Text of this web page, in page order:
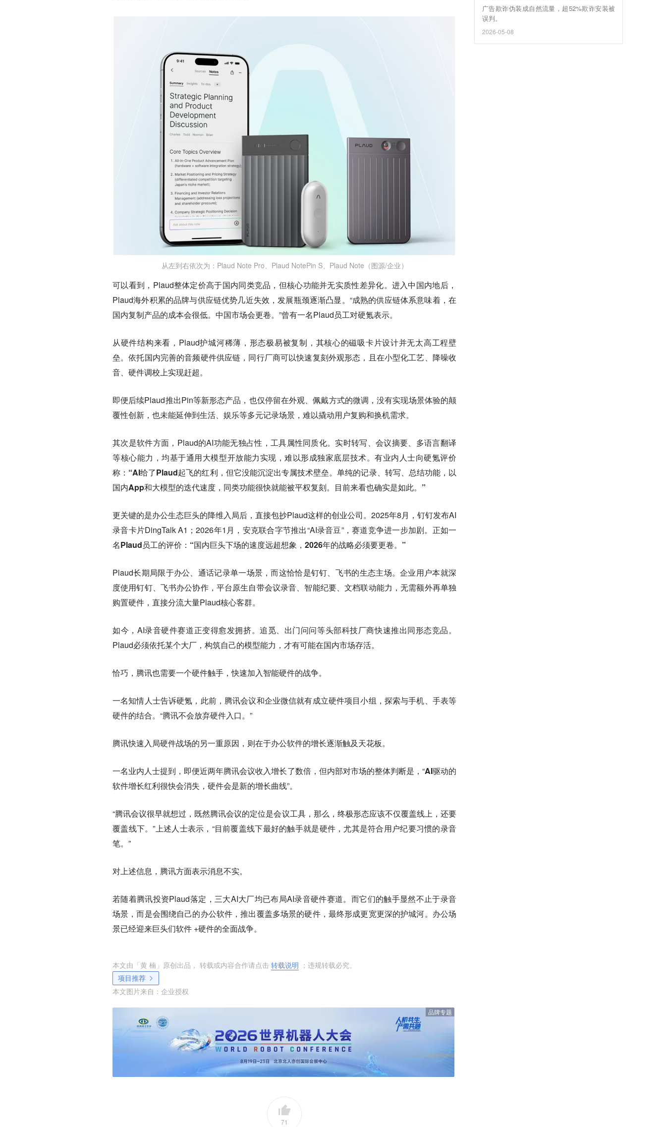
从左到右依次为：Plaud Note Pro、Plaud NotePin S、Plaud Note（图源/企业）
可以看到，Plaud整体定价高于国内同类竞品，但核心功能并无实质性差异化。进入中国内地后，
Plaud海外积累的品牌与供应链优势几近失效，发展瓶颈逐渐凸显。“成熟的供应链体系意味着，在
国内复制产品的成本会很低。中国市场会更卷。”曾有一名Plaud员工对硬氪表示。
从硬件结构来看，Plaud护城河稀薄，形态极易被复制，其核心的磁吸卡片设计并无太高工程壁
垒。依托国内完善的音频硬件供应链，同行厂商可以快速复刻外观形态，且在小型化工艺、降噪收
音、硬件调校上实现赶超。
即便后续Plaud推出Pin等新形态产品，也仅停留在外观、佩戴方式的微调，没有实现场景体验的颠
覆性创新，也未能延伸到生活、娱乐等多元记录场景，难以撬动用户复购和换机需求。
其次是软件方面，Plaud的AI功能无独占性，工具属性同质化。实时转写、会议摘要、多语言翻译
等核心能力，均基于通用大模型开放能力实现，难以形成独家底层技术。有业内人士向硬氪评价
称： “AI给了Plaud起飞的红利，但它没能沉淀出专属技术壁垒。单纯的记录、转写、总结功能，以
国内App和大模型的迭代速度，同类功能很快就能被平权复刻。目前来看也确实是如此。”
更关键的是办公生态巨头的降维入局后，直接包抄Plaud这样的创业公司。2025年8月，钉钉发布AI
录音卡片DingTalk A1；2026年1月，安克联合字节推出“AI录音豆”，赛道竞争进一步加剧。 正如一
名Plaud员工的评价：“国内巨头下场的速度远超想象，2026年的战略必须要更卷。”
Plaud长期局限于办公、通话记录单一场景，而这恰恰是钉钉、飞书的生态主场。企业用户本就深
度使用钉钉、飞书办公协作，平台原生自带会议录音、智能纪要、文档联动能力，无需额外再单独
购置硬件，直接分流大量Plaud核心客群。
如今，AI录音硬件赛道正变得愈发拥挤。追觅、出门问问等头部科技厂商快速推出同形态竞品。
Plaud必须依托某个大厂，构筑自己的模型能力，才有可能在国内市场存活。
恰巧， 腾讯也需要一个硬件触手，快速加入智能硬件的战争。
一名知情人士告诉硬氪，此前，腾讯会议和企业微信就有成立硬件项目小组，探索与手机、手表等
硬件的结合。“腾讯不会放弃硬件入口。”
腾讯快速入局硬件战场的另一重原因，则在于办公软件的增长逐渐触及天花板。
一名业内人士提到，即便近两年腾讯会议收入增长了数倍，但内部对市场的整体判断是，“AI驱动的
软件增长红利很快会消失，硬件会是新的增长曲线”。
“腾讯会议很早就想过，既然腾讯会议的定位是会议工具，那么，终极形态应该不仅覆盖线上，还要
覆盖线下。”上述人士表示，“目前覆盖线下最好的触手就是硬件，尤其是符合用户纪要习惯的录音
笔。”
对上述信息，腾讯方面表示消息不实。
若随着腾讯投资Plaud落定，三大AI大厂均已布局AI录音硬件赛道。而它们的触手显然不止于录音
场景，而是会围绕自己的办公软件，推出覆盖多场景的硬件，最终形成更宽更深的护城河。办公场
景已经迎来巨头们软件 +硬件的全面战争。
本文由「黄 楠 」原创出品， 转载或内容合作请点击 转载说明 ；违规转载必究。
项目推荐
本文图片来自： 企业授权
品牌专题
71
广告欺诈伪装成自然流量，超52%欺诈安装被
误判。
2026-05-08